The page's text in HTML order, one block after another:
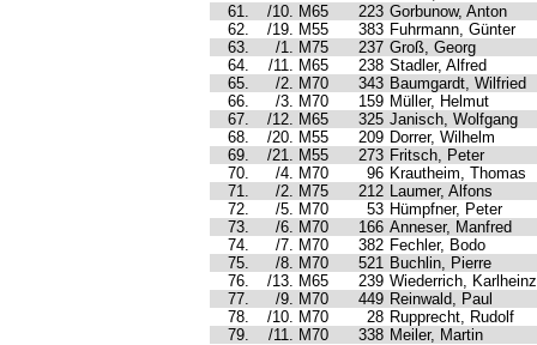
61.
/10. M65 223 Gorbunow, Anton
62.
/19. M55 383 Fuhrmann, Günter
63.
/1. M75 237 Groß, Georg
64.
/11. M65 238 Stadler, Alfred
65.
/2. M70 343 Baumgardt, Wilfried
66.
/3. M70 159 Müller, Helmut
67.
/12. M65 325 Janisch, Wolfgang
68.
/20. M55 209 Dorrer, Wilhelm
69.
/21. M55 273 Fritsch, Peter
70.
/4. M70 96 Krautheim, Thomas
71.
/2. M75 212 Laumer, Alfons
72.
/5. M70 53 Hümpfner, Peter
73.
/6. M70 166 Anneser, Manfred
74.
/7. M70 382 Fechler, Bodo
75.
/8. M70 521 Buchlin, Pierre
76.
/13. M65 239 Wiederrich, Karlheinz
77.
/9. M70 449 Reinwald, Paul
78.
/10. M70 28 Rupprecht, Rudolf
79.
/11. M70 338 Meiler, Martin